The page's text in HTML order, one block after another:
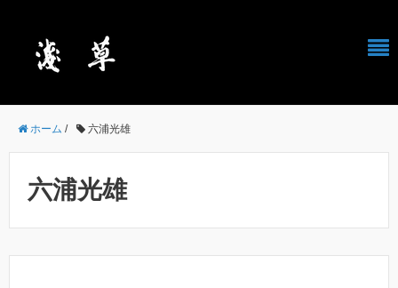
ホーム / 六浦光雄
六浦光雄